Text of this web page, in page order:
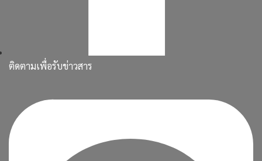
ติดตามเพื่อรับข่าวสาร